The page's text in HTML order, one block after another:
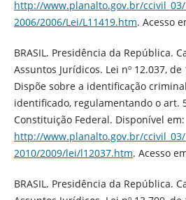
http://www.planalto.gov.br/ccivil_03/
2006/2006/Lei/L11419.htm. Acesso
BRASIL. Presidência da República.
Assuntos Jurídicos. Lei nº 12.037,
Dispõe sobre a identificação
identificado, regulamentando o art.
Constituição Federal. Disponível em:
http://www.planalto.gov.br/ccivil_03/
2010/2009/lei/l12037.htm. Acesso
BRASIL. Presidência da República.